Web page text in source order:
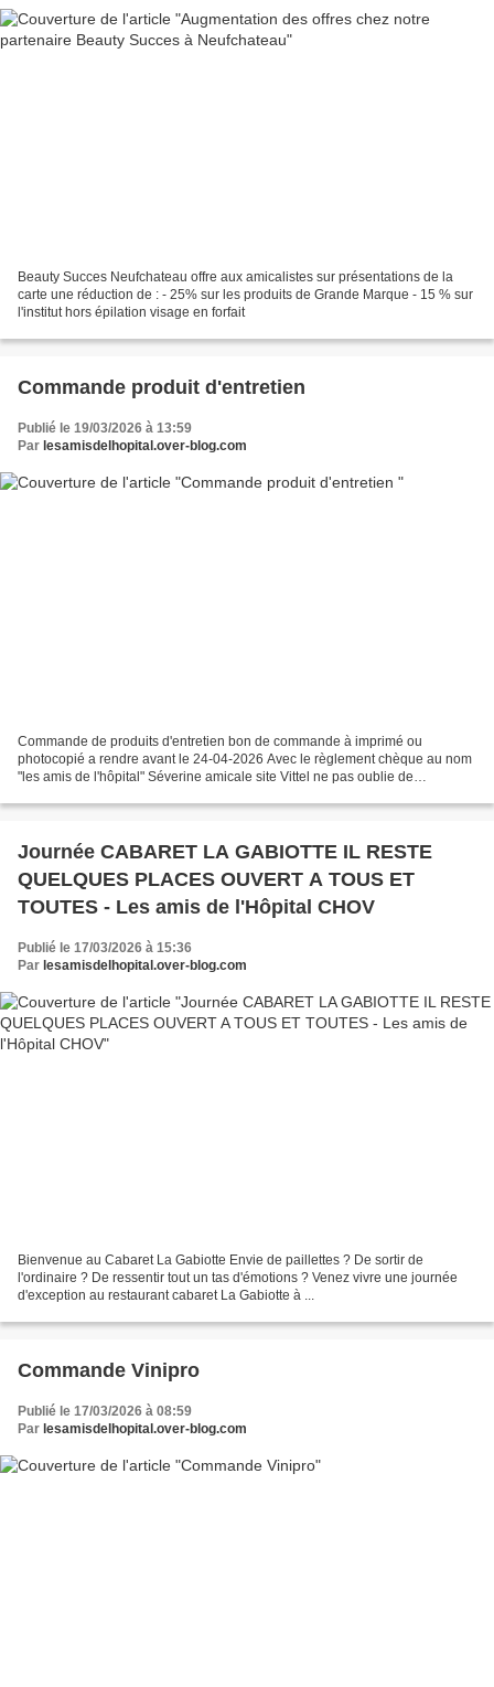
Beauty Succes Neufchateau offre aux amicalistes sur présentations de la
carte une réduction de : - 25% sur les produits de Grande Marque - 15 % sur
l'institut hors épilation visage en forfait
Commande produit d'entretien
Publié le 19/03/2026 à 13:59
Par lesamisdelhopital.over-blog.com
Commande de produits d'entretien bon de commande à imprimé ou
photocopié a rendre avant le 24-04-2026 Avec le règlement chèque au nom
"les amis de l'hôpital" Séverine amicale site Vittel ne pas oublie de
Journée CABARET LA GABIOTTE IL RESTE
QUELQUES PLACES OUVERT A TOUS ET
TOUTES - Les amis de l'Hôpital CHOV
Publié le 17/03/2026 à 15:36
Par lesamisdelhopital.over-blog.com
Bienvenue au Cabaret La Gabiotte Envie de paillettes ? De sortir de
l'ordinaire ? De ressentir tout un tas d'émotions ? Venez vivre une journée
d'exception au restaurant cabaret La Gabiotte à ...
Commande Vinipro
Publié le 17/03/2026 à 08:59
Par lesamisdelhopital.over-blog.com